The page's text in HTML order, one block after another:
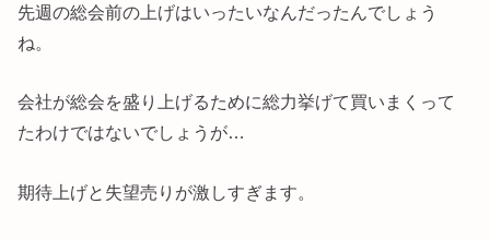
先週の総会前の上げはいったいなんだったんでしょう
ね。
会社が総会を盛り上げるために総力挙げて買いまくって
たわけではないでしょうが…
期待上げと失望売りが激しすぎます。